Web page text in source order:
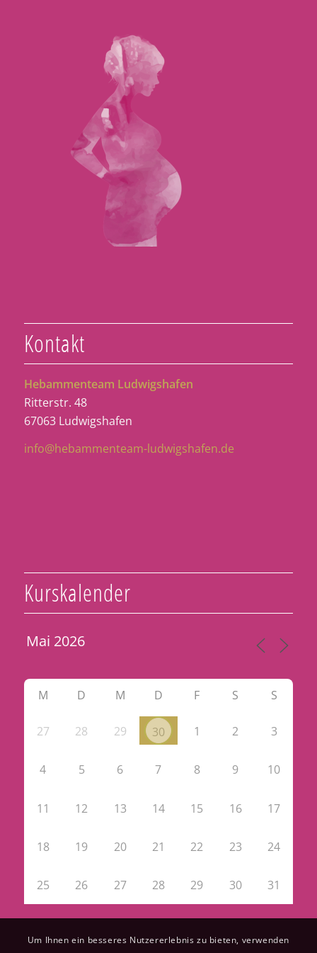
Kontakt
Hebammenteam Ludwigshafen
Ritterstr. 48
67063 Ludwigshafen
info@hebammenteam-ludwigshafen.de
Kurskalender
M D M D F S S
27 28 29 30 1 2 3
4 5 6 7 8 9 10
11 12 13 14 15 16 17
18 19 20 21 22 23 24
25 26 27 28 29 30 31
Um Ihnen ein besseres Nutzererlebnis zu bieten, verwenden